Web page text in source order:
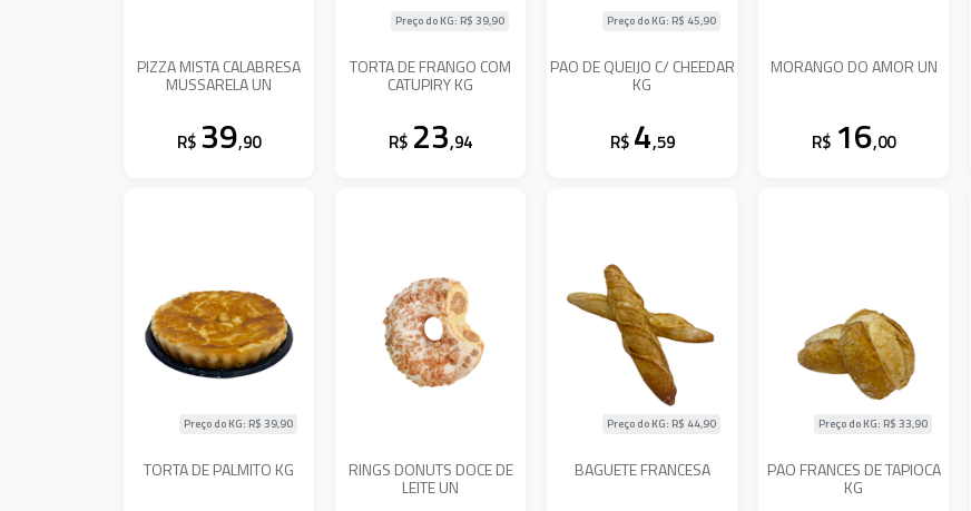
PIZZA MISTA CALABRESA
MUSSARELA UN
R$ 39,90
TORTA DE FRANGO COM
CATUPIRY KG
Preço do KG: R$39,90
R$ 23,94
PAO DE QUEIJO C/ CHEEDAR
KG
Preço do KG: R$ 45,90
R$ 4,59
MORANGO DO AMOR UN
R$ 16,00
TORTA DE PALMITO KG
Preço do KG: R$39,90
RINGS DONUTS DOCE DE
LEITE UN
BAGUETE FRANCESA
Preço do KG: R$ 44,90
PAO FRANCES DE TAPIOCA
KG
Preço do KG: R$33,90